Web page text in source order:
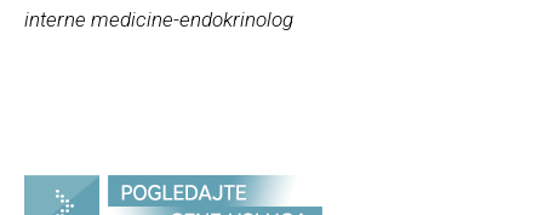
interne medicine-endokrinolog